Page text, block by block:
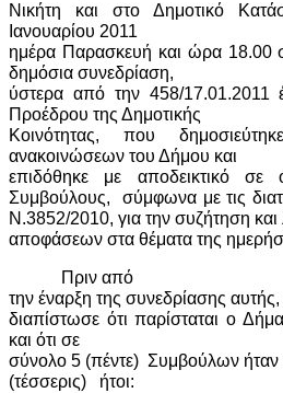
Νικήτη και στο Δημοτικό
Ιανουαρίου 2011
ημέρα Παρασκευή και ώρα 18.00
δημόσια συνεδρίαση,
ύστερα από την 458/17.01.2011
Προέδρου της Δημοτικής
Κοινότητας, που
ανακοινώσεων του Δήμου και
επιδόθηκε με αποδεικτικό σε
Συμβούλους,
σύμφωνα με τις
Ν.3852/2010, για την συζήτηση
αποφάσεων στα θέματα της
Πριν από
την έναρξη της συνεδρίασης
διαπίστωσε ότι παρίσταται ο
και ότι σε
σύνολο 5 (πέντε) Συμβούλων ήταν
(τέσσερις)
ήτοι: